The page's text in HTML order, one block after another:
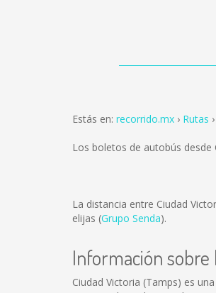
Estás en: recorrido.mx Rutas
Los boletos de autobús desde
La distancia entre Ciudad
elijas (Grupo Senda).
Información sobre
Ciudad Victoria (Tamps) es